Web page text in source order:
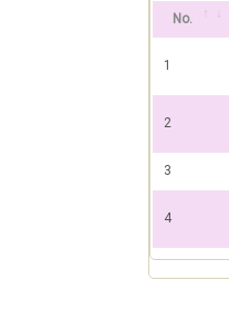
No.
1
2
3
4